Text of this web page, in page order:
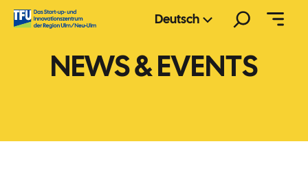
Zum
Inhalt
Deutsch
NEWS & EVENTS